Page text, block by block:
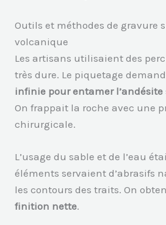
Outils et méthodes de gravure
volcanique
Les artisans utilisaient des
très dure. Le piquetage
infinie pour entamer l’andésite
On frappait la roche avec une
chirurgicale.
L’usage du sable et de l’eau
éléments servaient d’abrasifs
les contours des traits. On
finition nette.